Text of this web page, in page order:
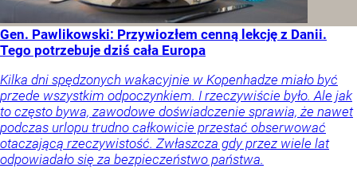
Gen. Pawlikowski: Przywiozłem cenną lekcję z Danii.
Tego potrzebuje dziś cała Europa
Kilka dni spędzonych wakacyjnie w Kopenhadze miało być
przede wszystkim odpoczynkiem. I rzeczywiście było. Ale jak
to często bywa, zawodowe doświadczenie sprawia, że nawet
podczas urlopu trudno całkowicie przestać obserwować
otaczającą rzeczywistość. Zwłaszcza gdy przez wiele lat
odpowiadało się za bezpieczeństwo państwa.